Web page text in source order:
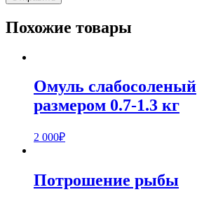
Похожие товары
Омуль слабосоленый
размером 0.7-1.3 кг
2 000₽
Потрошение рыбы